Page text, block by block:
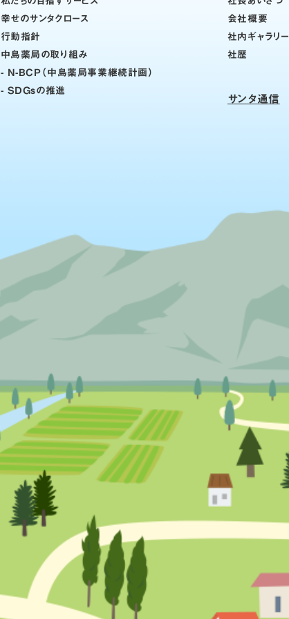
幸せのサンタクロース
行動指針
中島薬局の取り組み
- N-BCP（中島薬局事業継続計画）
- SDGsの推進
会社概要
社内ギャラリー
社歴
サンタ通信